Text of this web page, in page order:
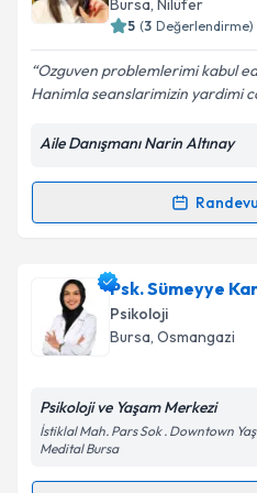
Kişisel verilerimin
kapsamda
Bursa, Nilüfer
5 (3 Değerlendirme)
Ozguven problemlerimi kabul
Hanimla seanslarimizin yardimi
Aile Danışmanı Narin Altınay
Randevu Takvimi
Aile Danışmanı Narin
talebi oluşturun. Size bu
için bir takvim
bilgilendireceğiz.
Psk. Sümeyye
Psikoloji
Bursa, Osmangazi
Psikoloji ve Yaşam Merkezi
İstiklal Mah. Pars Sok . Downtown
Medital Bursa